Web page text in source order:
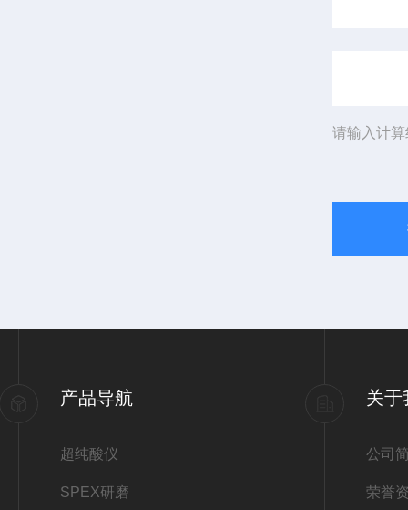
请输入计
产品导航
超纯酸仪
SPEX研磨
关于
公司
荣誉